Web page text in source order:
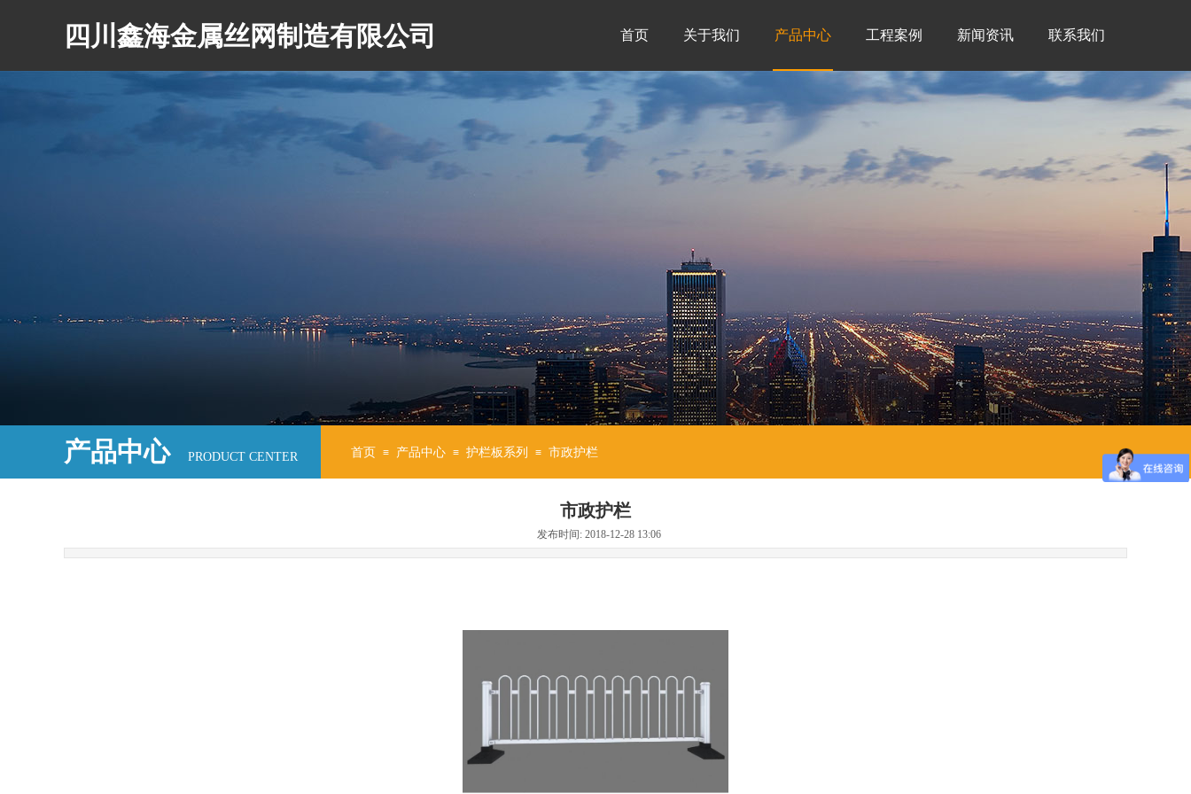
产品中心PRODUCT CENTER 首页 ≡ 产品中心 ≡ 护栏板系列 ≡ 市政护栏
市政护栏
发布时间: 2018-12-28 13:06
首页 关于我们 产品中心 工程案例 新闻资讯 联系我们
四川鑫海金属丝网制造有限公司